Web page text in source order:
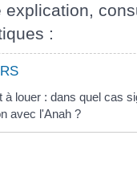
explication,
:
à louer : dans quel cas
avec l'Anah ?